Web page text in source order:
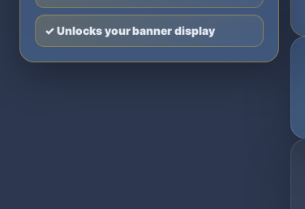
✓ Unlocks your banner display